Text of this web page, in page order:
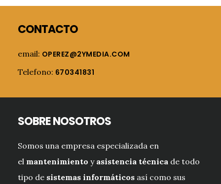
CONTACTO
email: OPEREZ@2YMEDIA.COM
Telefono: 670341831
SOBRE NOSOTROS
Somos una empresa especializada en
el mantenimiento y asistencia técnica de todo
tipo de sistemas informáticos así como sus